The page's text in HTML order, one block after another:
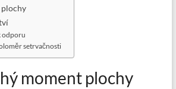
odporu
setrvačnosti
moment plochy